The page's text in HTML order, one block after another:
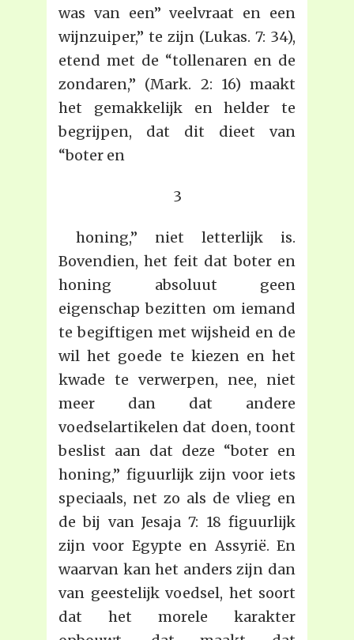
was van een” veelvraat en een
wijnzuiper,” te zijn (Lukas. 7: 34),
etend met de “tollenaren en de
zondaren,” (Mark. 2: 16) maakt
het gemakkelijk en helder te
begrijpen, dat dit dieet van
“boter en
3
honing,” niet letterlijk is.
Bovendien, het feit dat boter en
honing absoluut geen
eigenschap bezitten om iemand
te begiftigen met wijsheid en de
wil het goede te kiezen en het
kwade te verwerpen, nee, niet
meer dan dat andere
voedselartikelen dat doen, toont
beslist aan dat deze “boter en
honing,” figuurlijk zijn voor iets
speciaals, net zo als de vlieg en
de bij van Jesaja 7: 18 figuurlijk
zijn voor Egypte en Assyrië. En
waarvan kan het anders zijn dan
van geestelijk voedsel, het soort
dat het morele karakter